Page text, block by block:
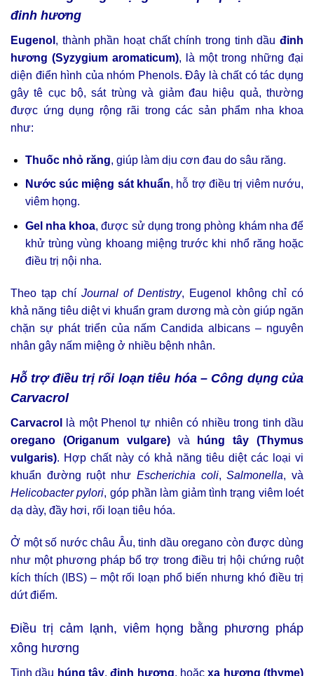
đinh hương
Eugenol , thành phần hoạt chất chính trong tinh dầu đinh
hương (Syzygium aromaticum), là một trong những đại
diện điển hình của nhóm Phenols. Đây là chất có tác dụng
gây tê cục bộ, sát trùng và giảm đau hiệu quả, thường
được ứng dụng rộng rãi trong các sản phẩm nha khoa
như:
Thuốc nhỏ răng, giúp làm dịu cơn đau do sâu răng.
Nước súc miệng sát khuẩn, hỗ trợ điều trị viêm nướu,
viêm họng.
Gel nha khoa, được sử dụng trong phòng khám nha để
khử trùng vùng khoang miệng trước khi nhổ răng hoặc
điều trị nội nha.
Theo tạp chí Journal of Dentistry, Eugenol không chỉ có
khả năng tiêu diệt vi khuẩn gram dương mà còn giúp ngăn
chặn sự phát triển của nấm Candida albicans – nguyên
nhân gây nấm miệng ở nhiều bệnh nhân.
Hỗ trợ điều trị rối loạn tiêu hóa – Công dụng của
Carvacrol
Carvacrol
là một Phenol tự nhiên có nhiều trong tinh dầu
oregano (Origanum vulgare)và
húng tây (Thymus
vulgaris). Hợp chất này có khả năng tiêu diệt các loại vi
khuẩn đường ruột như Escherichia coli,Salmonella, và
Helicobacter pylori, góp phần làm giảm tình trạng viêm loét
dạ dày, đầy hơi, rối loạn tiêu hóa.
Ở một số nước châu Âu, tinh dầu oregano còn được dùng
như một phương pháp bổ trợ trong điều trị hội chứng ruột
kích thích (IBS) – một rối loạn phổ biến nhưng khó điều trị
dứt điểm.
Điều trị cảm lạnh, viêm họng bằng phương pháp
xông hương
Tinh dầu húng tây,đinh hương, hoặcxạ hương (thyme)